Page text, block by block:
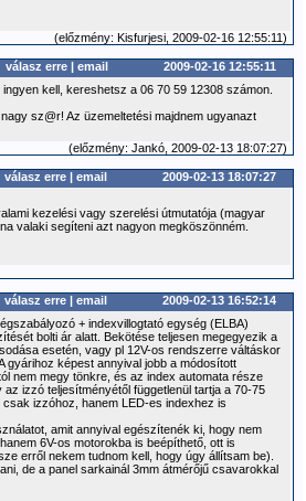
(előzmény: Kisfurjesi, 2009-02-16 12:55:11)
válasz erre | email
2009-02-16 12:55:11
kell, kereshetsz a 06 70 59 12308 számon.
sz@r! Az üzemeltetési majdnem ugyanazt
(előzmény: Jankó, 2009-02-13 18:07:27)
válasz erre | email
2009-02-13 18:07:27
kezelési vagy szerelési útmutatója (magyar
valaki segíteni azt nagyon megköszönném.
válasz erre | email
2009-02-13 16:52:14
+ indexvillogtató egység (ELBA)
bolti ár alatt. Bekötése teljesen megegyezik a
esetén, vagy pl 12V-os rendszerre váltáskor
gyárihoz képest annyival jobb a módosított
nem megy tönkre, és az index automata része
izzó teljesítményétől függetlenül tartja a 70-75
izzóhoz, hanem LED-es indexhez is
amit annyival egészítenék ki, hogy nem
6V-os motorokba is beépíthető, ott is
erről nekem tudnom kell, hogy úgy állítsam be).
de a panel sarkainál 3mm átmérőjű csavarokkal